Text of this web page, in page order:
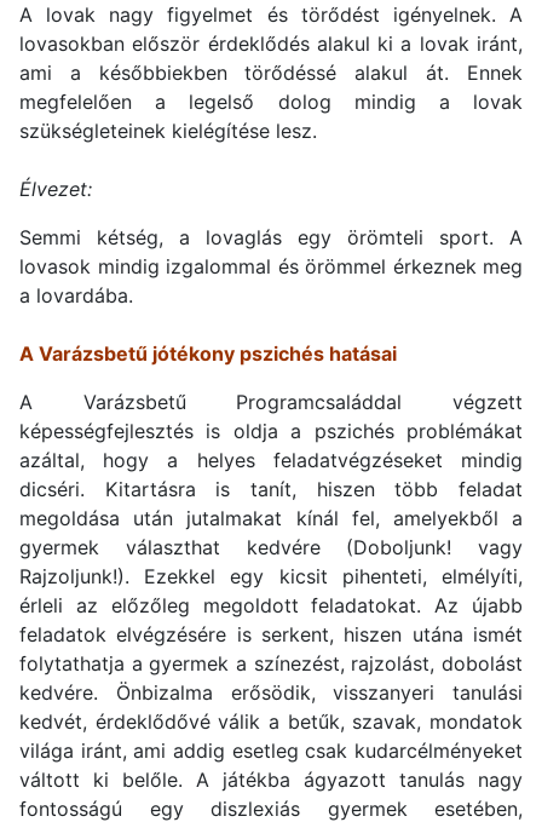
A lovak nagy figyelmet és törődést igényelnek. A
lovasokban először érdeklődés alakul ki a lovak iránt,
ami a későbbiekben törődéssé alakul át. Ennek
megfelelően a legelső dolog mindig a lovak
szükségleteinek kielégítése lesz.
Élvezet:
Semmi kétség, a lovaglás egy örömteli sport. A
lovasok mindig izgalommal és örömmel érkeznek meg
a lovardába.
A Varázsbetű jótékony pszichés hatásai
A Varázsbetű Programcsaláddal végzett
képességfejlesztés is oldja a pszichés problémákat
azáltal, hogy a helyes feladatvégzéseket mindig
dicséri. Kitartásra is tanít, hiszen több feladat
megoldása után jutalmakat kínál fel, amelyekből a
gyermek választhat kedvére (Doboljunk! vagy
Rajzoljunk!). Ezekkel egy kicsit pihenteti, elmélyíti,
érleli az előzőleg megoldott feladatokat. Az újabb
feladatok elvégzésére is serkent, hiszen utána ismét
folytathatja a gyermek a színezést, rajzolást, dobolást
kedvére. Önbizalma erősödik, visszanyeri tanulási
kedvét, érdeklődővé válik a betűk, szavak, mondatok
világa iránt, ami addig esetleg csak kudarcélményeket
váltott ki belőle. A játékba ágyazott tanulás nagy
fontosságú egy diszlexiás gyermek esetében,